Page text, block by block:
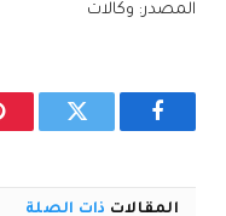
المصدر: وكالات
فيسبوك تويتر
المقالات ذات الصلة